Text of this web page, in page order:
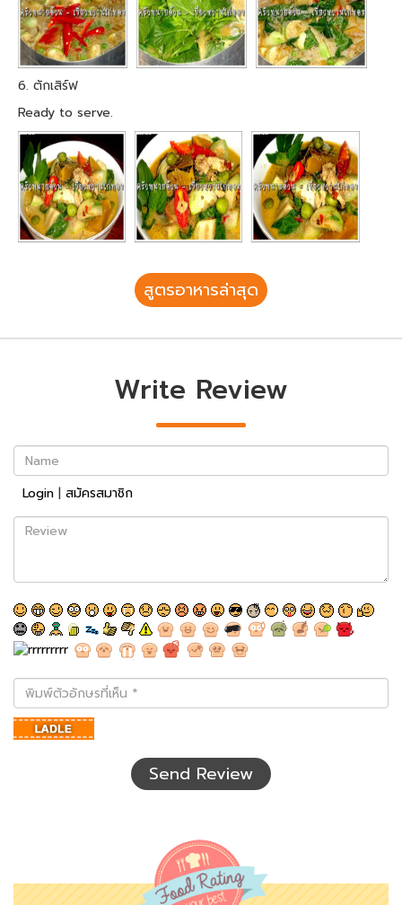
6. ตักเสิร์ฟ
Ready to serve.
สูตรอาหารล่าสุด
Write Review
Name
Login | สมัครสมาชิก
Review
พิมพ์
ตัว
อักษร
ที่
Send Review